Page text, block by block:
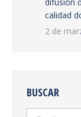
calidad
2 de
BUSCAR
Buscar: